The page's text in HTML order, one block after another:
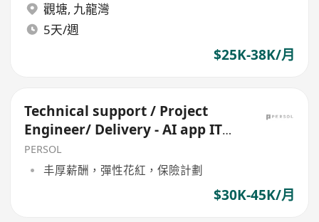
觀塘, 九龍灣
5天/週
$25K-38K/月
Technical support / Project
Engineer/ Delivery - AI app IT
infra - Vendor 40k
PERSOL
丰厚薪酬，彈性花紅，保險計劃
$30K-45K/月